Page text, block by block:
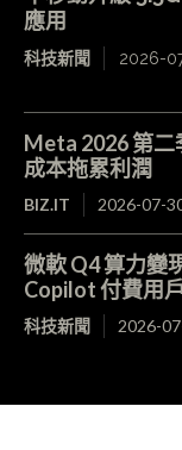
應用
科技新聞 2026-
Meta 2026 第
成本拖累利潤
BIZ.IT 2026-07-
微軟 Q4 算力變
Copilot 付費用
科技新聞 2026-